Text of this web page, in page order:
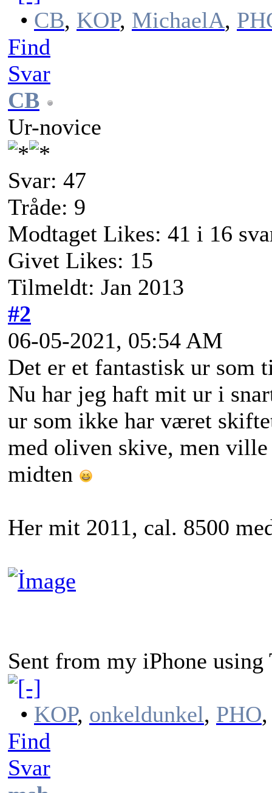
• CB, KOP, MichaelA,
Find
Svar
CB
Ur-novice
Svar: 47
Tråde: 9
Modtaget Likes: 41 i 16
Givet Likes: 15
Tilmeldt: Jan 2013
#2
06-05-2021, 05:54 AM
Det er et fantastisk ur som
Nu har jeg haft mit ur i
ur som ikke har været
med oliven skive, men
midten
Her mit 2011, cal. 8500
Sent from my iPhone using
• KOP, onkeldunkel, PHO
Find
Svar